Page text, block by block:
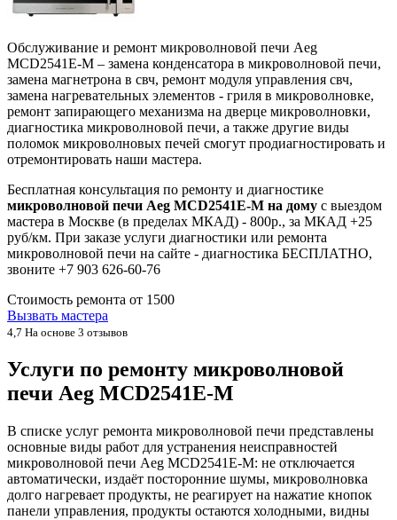
Обслуживание и ремонт микроволновой печи Aeg
MCD2541E-M – замена конденсатора в микроволновой печи,
замена магнетрона в свч, ремонт модуля управления свч,
замена нагревательных элементов - гриля в микроволновке,
ремонт запирающего механизма на дверце микроволновки,
диагностика микроволновой печи, а также другие виды
поломок микроволновых печей смогут продиагностировать и
отремонтировать наши мастера.
Бесплатная консультация по ремонту и диагностике
микроволновой печи Aeg MCD2541E-M на дому с выездом
мастера в Москве (в пределах МКАД) - 800р., за МКАД +25
руб/км. При заказе услуги диагностики или ремонта
микроволновой печи на сайте - диагностика БЕСПЛАТНО,
звоните +7 903 626-60-76
Стоимость ремонта от 1500
Вызвать мастера
4,7 На основе 3 отзывов
Услуги по ремонту микроволновой
печи Aeg MCD2541E-M
В списке услуг ремонта микроволновой печи представлены
основные виды работ для устранения неисправностей
микроволновой печи Aeg MCD2541E-M: не отключается
автоматически, издаёт посторонние шумы, микроволновка
долго нагревает продукты, не реагирует на нажатие кнопок
панели управления, продукты остаются холодными, видны